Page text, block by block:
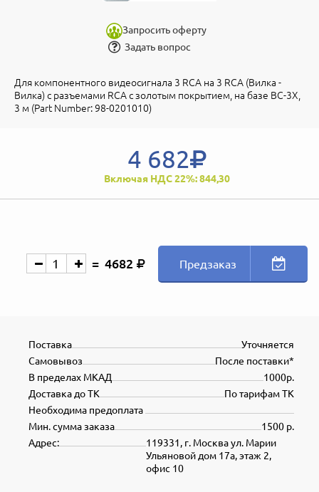
Запросить оферту
Задать вопрос
Для компонентного видеосигнала 3 RCA на 3 RCA (Вилка -
Вилка) с разъемами RCA с золотым покрытием, на базе BC-3X,
3 м (Part Number: 98-0201010)
4 682
Включая НДС 22%: 844,30
4682 Предзаказ
Уточняется
Поставка
После поставки*
Самовывоз
1000р.
В пределах МКАД
По тарифам ТК
Доставка до ТК
Необходима предоплата
1500 р.
Мин. сумма заказа
119331, г. Москва ул. Марии
Ульяновой дом 17а, этаж 2,
офис 10
Адрес: